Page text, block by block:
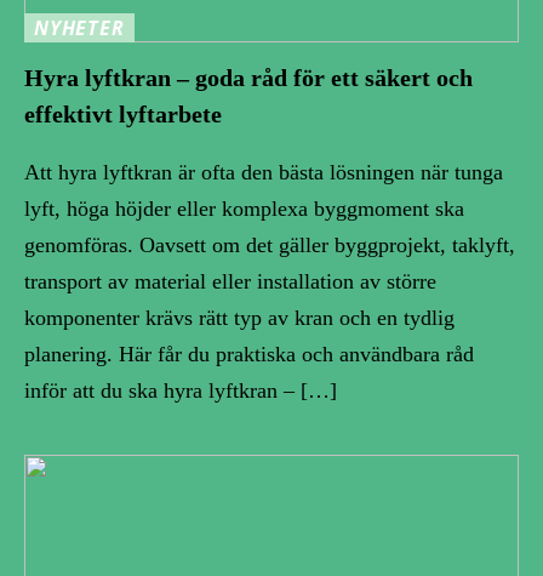
NYHETER
Hyra lyftkran – goda råd för ett säkert och
effektivt lyftarbete
Att hyra lyftkran är ofta den bästa lösningen när tunga
lyft, höga höjder eller komplexa byggmoment ska
genomföras. Oavsett om det gäller byggprojekt, taklyft,
transport av material eller installation av större
komponenter krävs rätt typ av kran och en tydlig
planering. Här får du praktiska och användbara råd
inför att du ska hyra lyftkran – […]